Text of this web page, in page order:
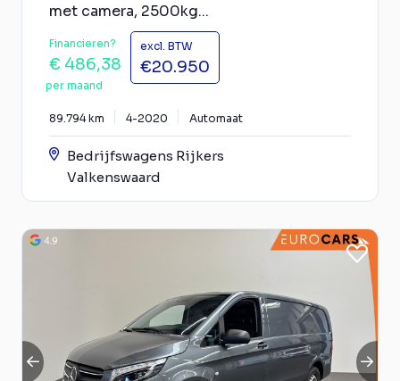
met camera, 2500kg...
Financieren?
€ 486,38
per maand
excl. BTW
€20.950
89.794 km 4-2020 Automaat
Bedrijfswagens Rijkers
Valkenswaard